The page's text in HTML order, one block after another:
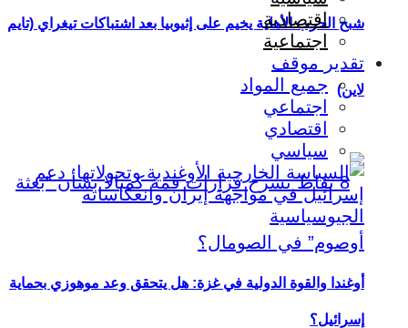
شبح الحرب الأهلية يخيم على إثيوبيا بعد اشتباكات تيغراي (تايم
لاين)
اقتصادية
اجتماعية
تقدير موقف
جميع المواد
اجتماعي
اقتصادي
سياسي
أوغندا والقوة الدولية في غزة: هل يتحقق وعد موهوزي بحماية
إسرائيل؟